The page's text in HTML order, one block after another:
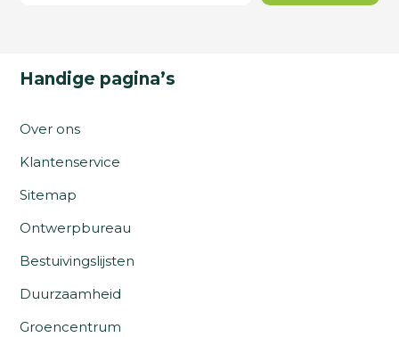
Handige pagina’s
Over ons
Klantenservice
Sitemap
Ontwerpbureau
Bestuivingslijsten
Duurzaamheid
Groencentrum